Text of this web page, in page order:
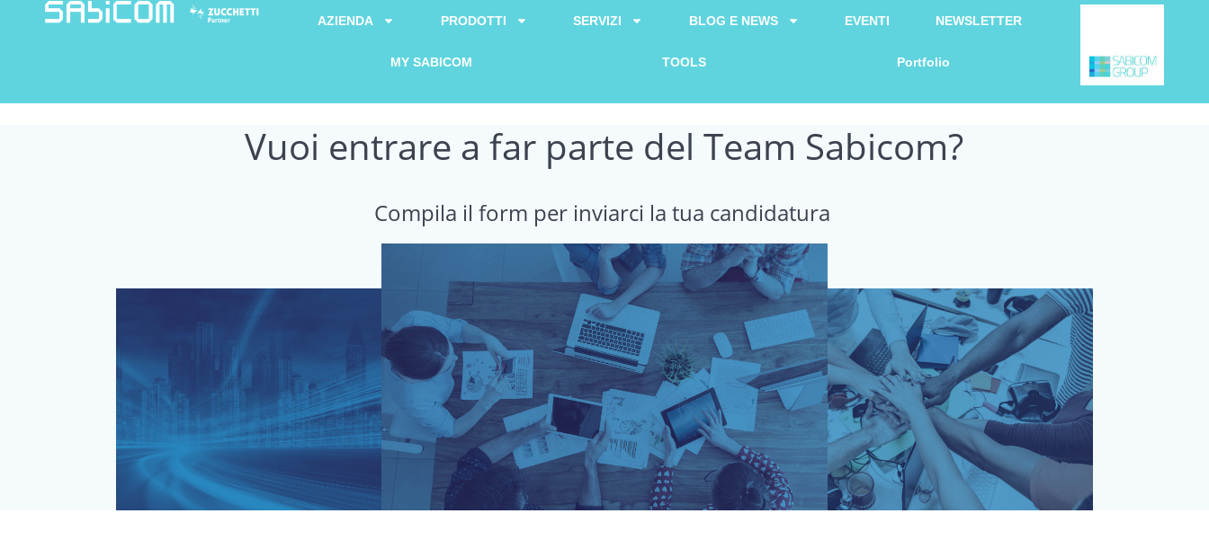
AZIENDA PRODOTTI SERVIZI BLOG E NEWS EVENTI NEWSLETTER
MY SABICOM TOOLS Portfolio
Vuoi entrare a far parte del Team Sabicom?
Compila il form per inviarci la tua candidatura